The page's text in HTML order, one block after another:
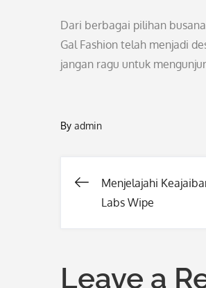
Dari berbagai pilihan
Gal Fashion telah menjadi
jangan ragu untuk
By admin
Post
Menjelajahi
Labs Wipe
Leave a